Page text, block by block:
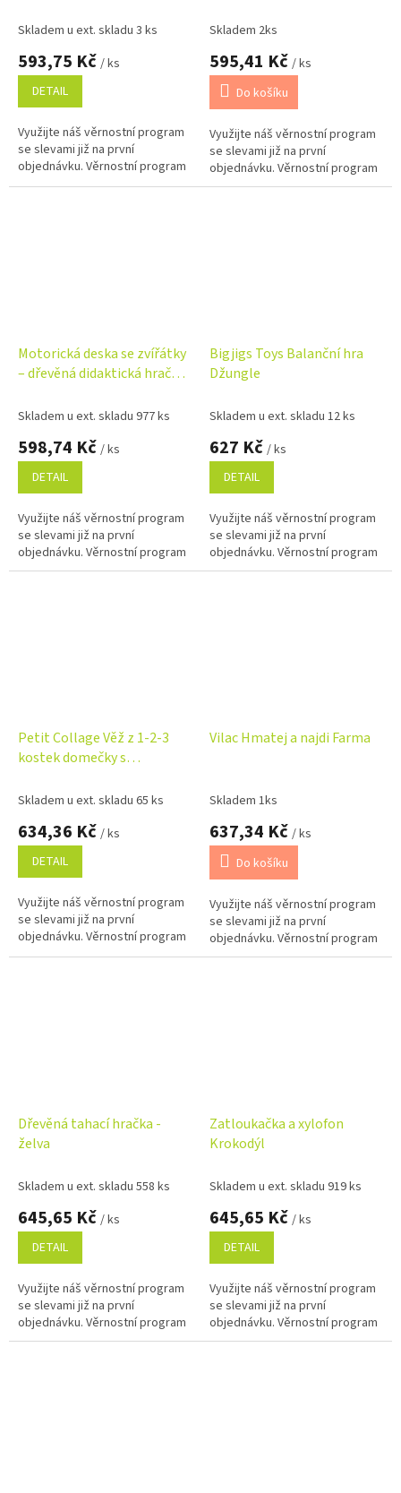
Skladem u ext. skladu 3 ks
593,75 Kč / ks
DETAIL
Využijte náš věrnostní program
se slevami již na první
objednávku. Věrnostní program
Skladem 2ks
595,41 Kč / ks
Do košíku
Využijte náš věrnostní program
se slevami již na první
objednávku. Věrnostní program
Motorická deska se zvířátky
– dřevěná didaktická hračka
Skladem u ext. skladu 977 ks
598,74 Kč / ks
DETAIL
Využijte náš věrnostní program
se slevami již na první
objednávku. Věrnostní program
Bigjigs Toys Balanční hra
Džungle
Skladem u ext. skladu 12 ks
627 Kč / ks
DETAIL
Využijte náš věrnostní program
se slevami již na první
objednávku. Věrnostní program
Petit Collage Věž z 1-2-3
kostek domečky s
Skladem u ext. skladu 65 ks
634,36 Kč / ks
DETAIL
Využijte náš věrnostní program
se slevami již na první
objednávku. Věrnostní program
Vilac Hmatej a najdi Farma
Skladem 1ks
637,34 Kč / ks
Do košíku
Využijte náš věrnostní program
se slevami již na první
objednávku. Věrnostní program
Dřevěná tahací hračka -
želva
Skladem u ext. skladu 558 ks
645,65 Kč / ks
DETAIL
Využijte náš věrnostní program
se slevami již na první
objednávku. Věrnostní program
Zatloukačka a xylofon
Krokodýl
Skladem u ext. skladu 919 ks
645,65 Kč / ks
DETAIL
Využijte náš věrnostní program
se slevami již na první
objednávku. Věrnostní program